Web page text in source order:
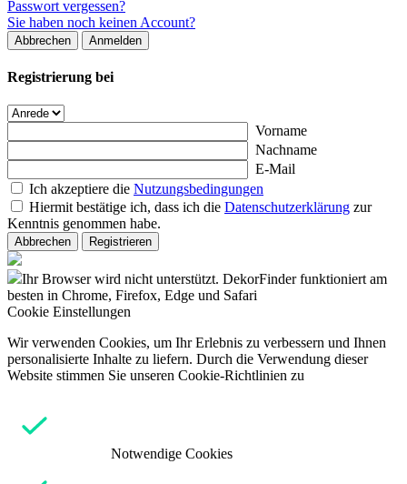
Passwort vergessen?
Sie haben noch keinen Account?
Abbrechen Anmelden
Registrierung bei
Vorname
Nachname
E-Mail
Ich akzeptiere die Nutzungsbedingungen
Hiermit bestätige ich, dass ich die Datenschutzerklärung zur
Kenntnis genommen habe.
Abbrechen Registrieren
Ihr Browser wird nicht unterstützt. DekorFinder funktioniert am
besten in Chrome, Firefox, Edge und Safari
Cookie Einstellungen
Wir verwenden Cookies, um Ihr Erlebnis zu verbessern und Ihnen
personalisierte Inhalte zu liefern. Durch die Verwendung dieser
Website stimmen Sie unseren Cookie-Richtlinien zu
Notwendige Cookies